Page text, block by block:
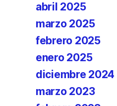
abril 2025
marzo 2025
febrero 2025
enero 2025
diciembre 2024
marzo 2023